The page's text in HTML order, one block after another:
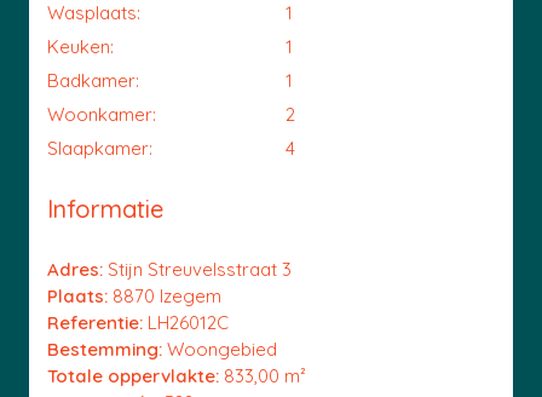
Wasplaats:
1
Keuken:
1
Badkamer:
1
Woonkamer:
2
Slaapkamer:
4
Informatie
Adres: Stijn Streuvelsstraat 3
Plaats: 8870 Izegem
Referentie: LH26012C
Bestemming: Woongebied
Totale oppervlakte: 833,00 m²